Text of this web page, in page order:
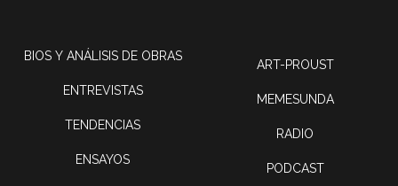
BIOS Y ANÁLISIS DE OBRAS
ENTREVISTAS
TENDENCIAS
ENSAYOS
ART-PROUST
MEMESUNDA
RADIO
PODCAST